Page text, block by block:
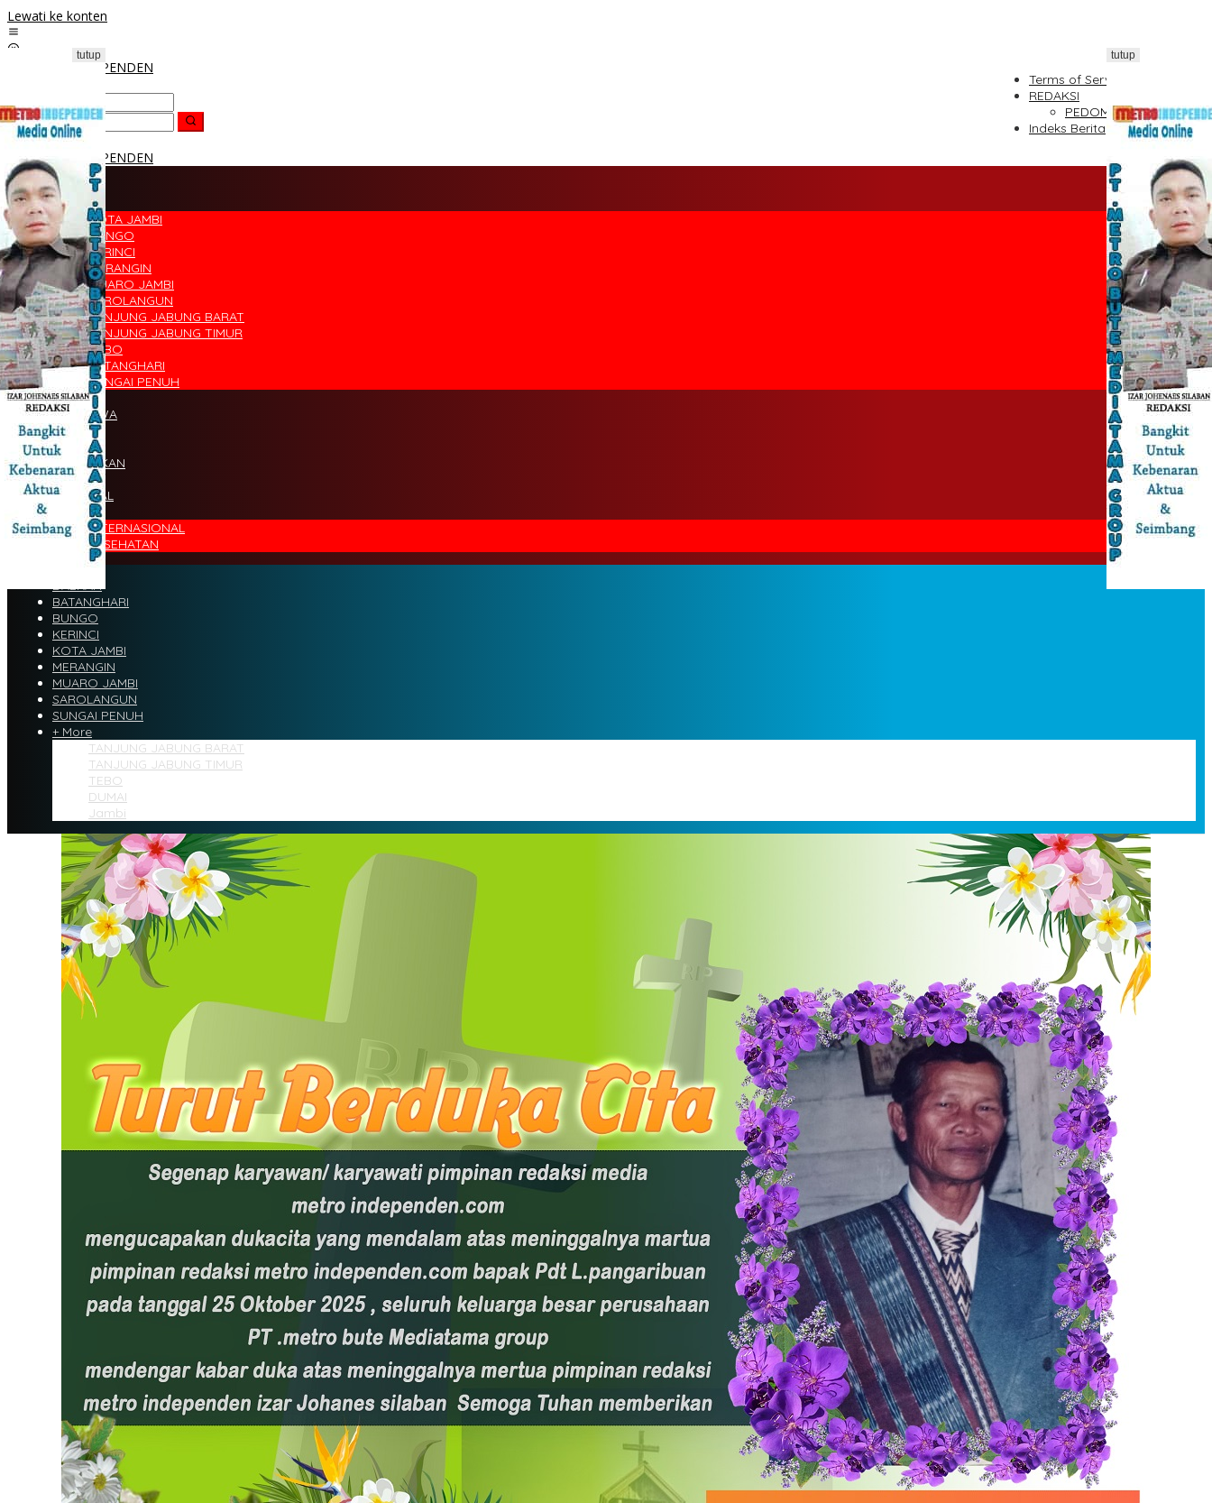
Lewati ke konten
Terms of Service
REDAKSI
PEDOMAN MEDIA SIBER
Indeks Berita
HOME
DAERAH
KOTA JAMBI
BUNGO
KERINCI
MERANGIN
MUARO JAMBI
SAROLANGUN
TANJUNG JABUNG BARAT
TANJUNG JABUNG TIMUR
TEBO
BATANGHARI
SUNGAI PENUH
POLITIK
PERISTIWA
HUKUM
SPORT
PENDIDIKAN
SOCIETY
NASIONAL
+MORE
INTERNASIONAL
KESEHATAN
DAERAH
BATANGHARI
BUNGO
KERINCI
KOTA JAMBI
MERANGIN
MUARO JAMBI
SAROLANGUN
SUNGAI PENUH
+ More
TANJUNG JABUNG BARAT
TANJUNG JABUNG TIMUR
TEBO
DUMAI
Jambi
tutup tutup